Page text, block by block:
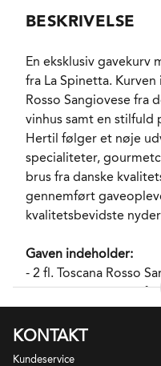
BESKRIVELSE
En eksklusiv gavekurv
fra La Spinetta.
Rosso Sangiovese fra
vinhus samt en
Hertil følger et nøje
specialiteter,
brus fra danske
gennemført
kvalitetsbevidste
Gaven indeholder:
- 2 fl. Toscana Rosso
- 1 stk. Proptrækker fra
- 2 stk.Ebeltoft
- 1 stk. Salty caramel
KONTAKT
Kundeservice